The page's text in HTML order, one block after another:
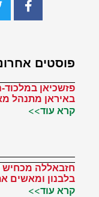
פוסטים
פזשכיאן
באיראן מתנהל
קרא עוד>>
חזבאללה מכחיש
בלבנון ומאשים
קרא עוד>>